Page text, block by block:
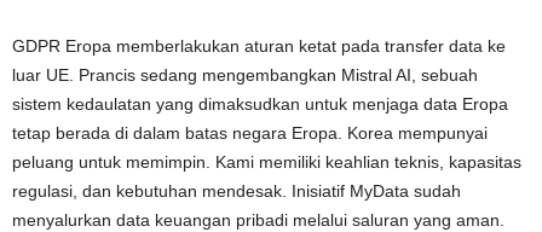
GDPR Eropa memberlakukan aturan ketat pada transfer data ke
luar UE. Prancis sedang mengembangkan Mistral AI, sebuah
sistem kedaulatan yang dimaksudkan untuk menjaga data Eropa
tetap berada di dalam batas negara Eropa. Korea mempunyai
peluang untuk memimpin. Kami memiliki keahlian teknis, kapasitas
regulasi, dan kebutuhan mendesak. Inisiatif MyData sudah
menyalurkan data keuangan pribadi melalui saluran yang aman.